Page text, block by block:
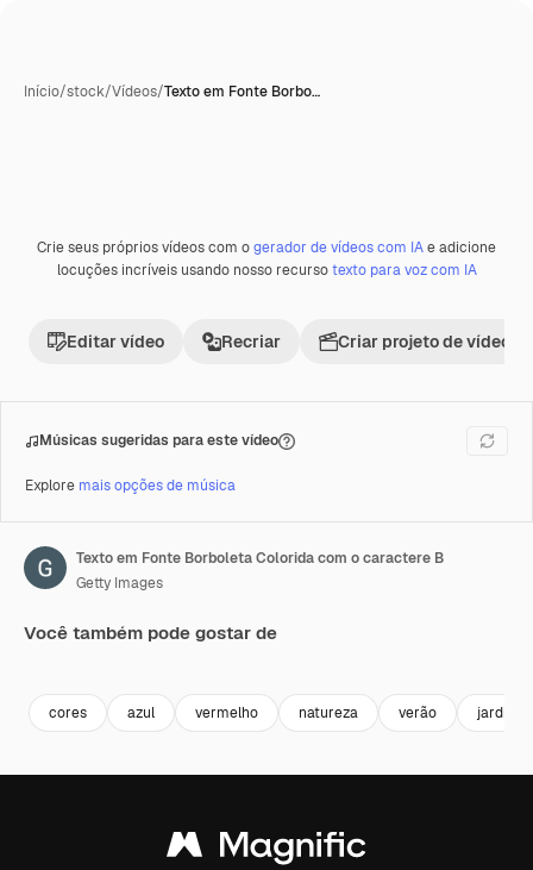
Início/stock/Vídeos/Texto em Fonte Borbo…
Premium
Crie seus próprios vídeos com ogerador de vídeos com IAe adicione
locuções incríveis usando nosso recursotexto para voz com IA
Editar vídeo Recriar Criar projeto de vídeo
Músicas sugeridas para este vídeo
Explore mais opções de música
Texto em Fonte Borboleta Colorida com o caractere B
Getty Images
Você também pode gostar de
cores azul vermelho natureza verão jardim